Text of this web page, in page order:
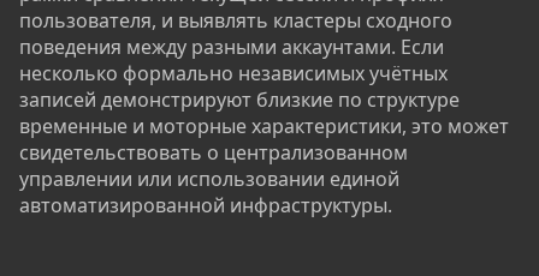
пользователя, и выявлять кластеры сходного
поведения между разными аккаунтами. Если
несколько формально независимых учётных
записей демонстрируют близкие по структуре
временные и моторные характеристики, это может
свидетельствовать о централизованном
управлении или использовании единой
автоматизированной инфраструктуры.